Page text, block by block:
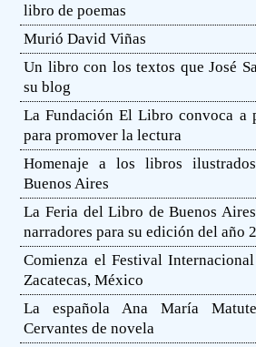
libro de poemas
Murió David Viñas
Un libro con los textos que José
su blog
La Fundación El Libro convoca a
para promover la lectura
Homenaje a los libros
Buenos Aires
La Feria del Libro de Buenos
narradores para su edición del año
Comienza el Festival
Zacatecas, México
La española Ana María
Cervantes de novela